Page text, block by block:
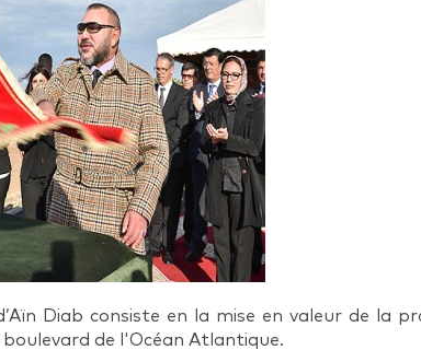
Diab consiste en la mise en valeur de la
de l'Océan Atlantique.